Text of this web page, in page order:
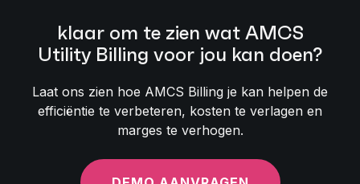
klaar om te zien wat AMCS
Utility Billing voor jou kan doen?
Laat ons zien hoe AMCS Billing je kan helpen de
efficiëntie te verbeteren, kosten te verlagen en
marges te verhogen.